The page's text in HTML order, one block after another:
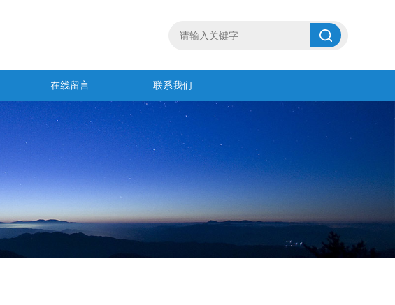
在线留言 联系我们